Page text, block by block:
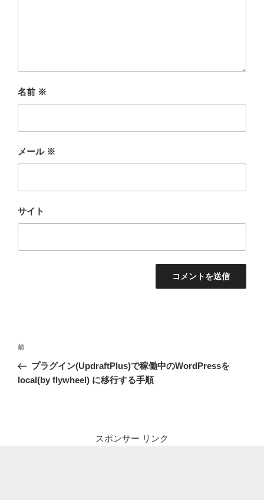
名前 ※
メール ※
サイト
投
ナ
前
の
投
前
プラグイン(UpdraftPlus)で稼働中のWordPressを
local(by flywheel) に移行する手順
スポンサー リンク